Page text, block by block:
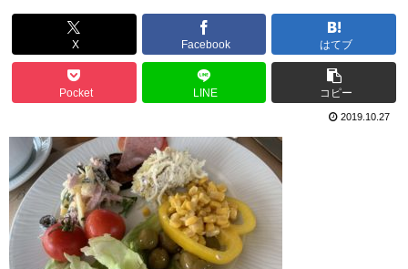
X Facebook はてブ
Pocket LINE コピー
2019.10.27